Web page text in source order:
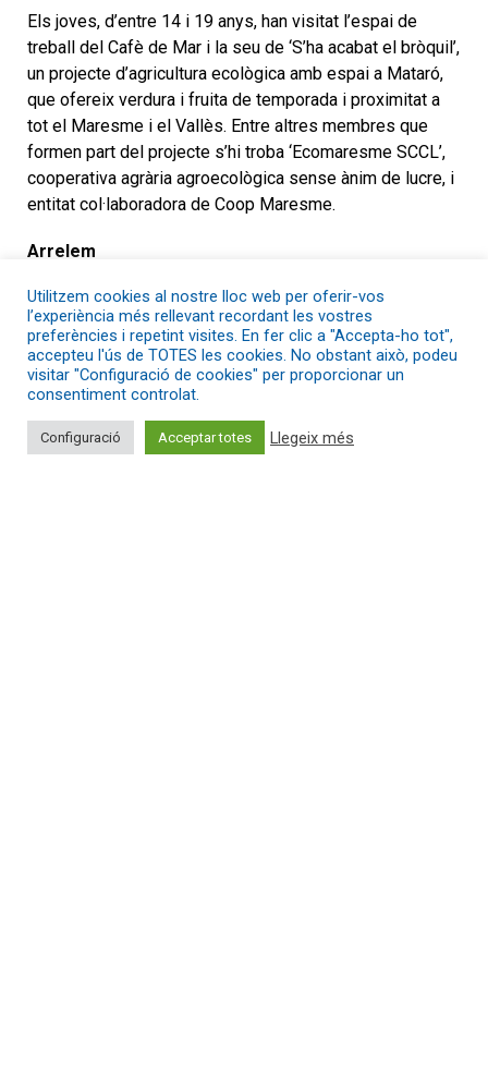
Els joves, d’entre 14 i 19 anys, han visitat l’espai de
treball del Cafè de Mar i la seu de ‘S’ha acabat el bròquil’,
un projecte d’agricultura ecològica amb espai a Mataró,
que ofereix verdura i fruita de temporada i proximitat a
tot el Maresme i el Vallès. Entre altres membres que
formen part del projecte s’hi troba ‘Ecomaresme SCCL’,
cooperativa agrària agroecològica sense ànim de lucre, i
entitat col·laboradora de Coop Maresme.
Arrelem
‘Arrelem’ és una activitat formativa i
ocupacional encapçalada per l’Ajuntament de Mataró que
va dirigida especialment a joves en situació de
vulnerabilitat, que no han pogut accedir a recursos ja
existents. Es tracta d’una formació professionalitzadora
en el sector agroecològic, i altres àmbits educatius, així
com la informàtica i competències digitals i
Utilitzem cookies al nostre lloc web per oferir-vos
l’experiència més rellevant recordant les vostres
preferències i repetint visites. En fer clic a "Accepta-ho tot",
accepteu l'ús de TOTES les cookies. No obstant això, podeu
visitar "Configuració de cookies" per proporcionar un
consentiment controlat.
Configuració Acceptar totes Llegeix més